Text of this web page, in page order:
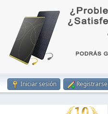
Iniciar sesión Registrarse